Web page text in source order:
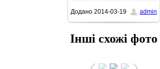
1038x544/ 537.3Kb
Додано 2014-03-19 admin
Інші схожі фото